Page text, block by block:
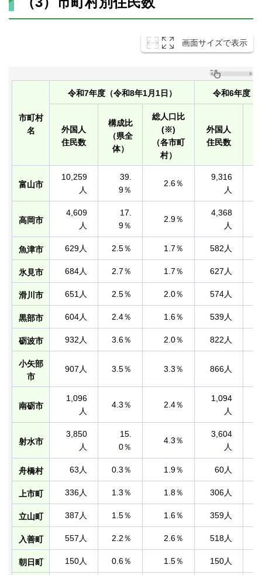
画面サイズで表示
市町村
名
令和7年度（令和8年1月1日） 令和6年度（
外国人
住民数
構成比
（県全
体）
総人口比
(※)
（各市町
村）
外国人
住民数
富山市
10,259
人
39.
9％
2.6％
9,316
人
高岡市
4,609
人
17.
9％
2.9％
4,368
人
魚津市 629人 2.5％ 1.7％ 582人
氷見市 684人 2.7％ 1.7％ 627人
滑川市 651人 2.5％ 2.0％ 574人
黒部市 604人 2.4％ 1.6％ 539人
砺波市 932人 3.6％ 2.0％ 822人
小矢部
市
907人 3.5％ 3.3％ 866人
南砺市
1,096
人
4.3％ 2.4％
1,094
人
射水市
3,850
人
15.
0％
4.3％
3,604
人
舟橋村 63人 0.3％ 1.9％ 60人
上市町 336人 1.3％ 1.8％ 306人
立山町 387人 1.5％ 1.6％ 359人
入善町 557人 2.2％ 2.6％ 518人
朝日町 150人 0.6％ 1.5％ 150人